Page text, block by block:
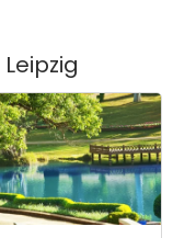
Leipzig